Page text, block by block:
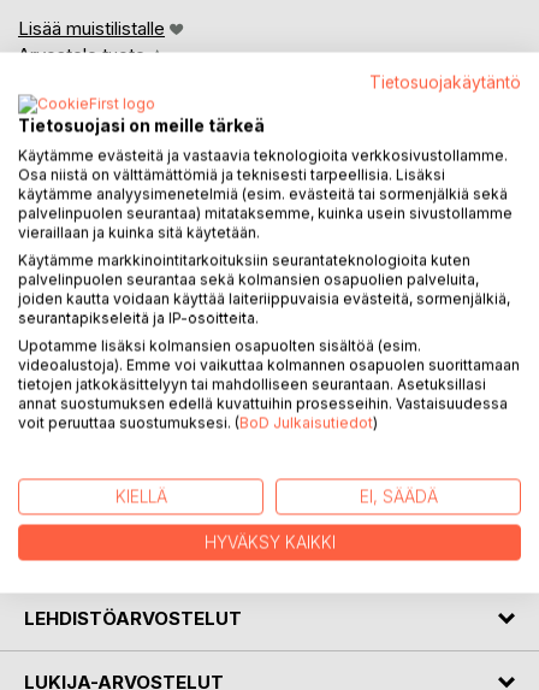
Lisää muistilistalle
Arvostele tuote
KUVAUS
Luonnossa vallitsevat olosuhteet mahdollistavat elämän.
Maailmankaikkeus on riittävän pitkäikäinen, tähdissä voi
tapahtua ydinfuusiota ja elämälle on sopivia alkuaineita.
Mikä on mahdollistanut tällaisen maailman? Miksi
luonnonvakiot ovat elämälle sopivia? Mikä on luonnon
luonto? Onko kyse välttämättömyydestä, kosmisesta
universumien runsaudesta?
LEHDISTÖARVOSTELUT
LUKIJA-ARVOSTELUT
Tietosuojakäytäntö
Tietosuojasi on meille tärkeä
Käytämme evästeitä ja vastaavia teknologioita verkkosivustollamme.
Osa niistä on välttämättömiä ja teknisesti tarpeellisia. Lisäksi
käytämme analyysimenetelmiä (esim. evästeitä tai sormenjälkiä sekä
palvelinpuolen seurantaa) mitataksemme, kuinka usein sivustollamme
vieraillaan ja kuinka sitä käytetään.
Käytämme markkinointitarkoituksiin seurantateknologioita kuten
palvelinpuolen seurantaa sekä kolmansien osapuolien palveluita,
joiden kautta voidaan käyttää laiteriippuvaisia evästeitä, sormenjälkiä,
seurantapikseleitä ja IP-osoitteita.
Upotamme lisäksi kolmansien osapuolten sisältöä (esim.
videoalustoja). Emme voi vaikuttaa kolmannen osapuolen suorittamaan
tietojen jatkokäsittelyyn tai mahdolliseen seurantaan. Asetuksillasi
annat suostumuksen edellä kuvattuihin prosesseihin. Vastaisuudessa
voit peruuttaa suostumuksesi. (BoD Julkaisutiedot)
KIELLÄ EI, SÄÄDÄ
HYVÄKSY KAIKKI